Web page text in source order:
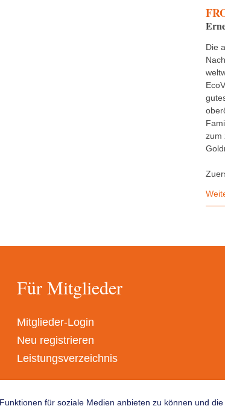
Die
zum
Für Mitglieder
Mitglieder-Login
Neu registrieren
Leistungsverzeichnis
für soziale Medien anbieten zu können und